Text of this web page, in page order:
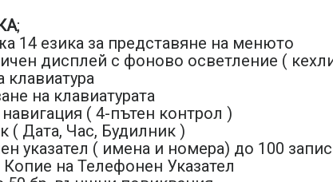
;
14 езика за представяне на менюто
дисплей с фоново осветление (
клавиатура
на клавиатурата
навигация ( 4-пътен контрол )
( Дата, Час, Будилник )
указател ( имена и номера) до 100
Копие на Телефонен Указател